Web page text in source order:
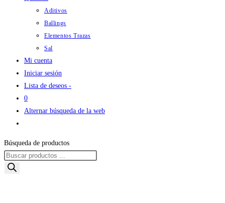
Aditivos
Ballings
Elementos Trazas
Sal
Mi cuenta
Iniciar sesión
Lista de deseos -
0
Alternar búsqueda de la web
Búsqueda de productos